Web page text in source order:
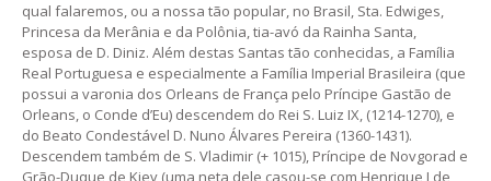
qual falaremos, ou a nossa tão popular, no Brasil, Sta. Edwiges,
Princesa da Merânia e da Polônia, tia-avó da Rainha Santa,
esposa de D. Diniz. Além destas Santas tão conhecidas, a Família
Real Portuguesa e especialmente a Família Imperial Brasileira (que
possui a varonia dos Orleans de França pelo Príncipe Gastão de
Orleans, o Conde d’Eu) descendem do Rei S. Luiz IX, (1214-1270), e
do Beato Condestável D. Nuno Álvares Pereira (1360-1431).
Descendem também de S. Vladimir (+ 1015), Príncipe de Novgorad e
Grão-Duque de Kiev (uma neta dele casou-se com Henrique I de